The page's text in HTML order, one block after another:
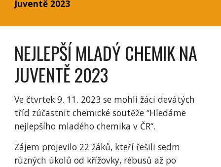
Juventě 2023
NEJLEPŠÍ MLADÝ CHEMIK NA
JUVENTĚ 2023
Ve čtvrtek 9. 11. 2023 se mohli žáci devátých
tříd zúčastnit chemické soutěže “Hledáme
nejlepšího mladého chemika v ČR“.
Zájem projevilo 22 žáků, kteří řešili sedm
různých úkolů od křížovky, rébusů až po